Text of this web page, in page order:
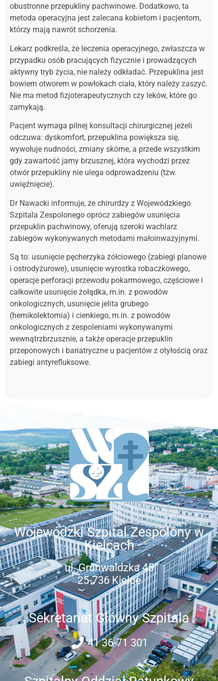
obustronne przepukliny pachwinowe. Dodatkowo, ta
metoda operacyjna jest zalecana kobietom i pacjentom,
którzy mają nawrót schorzenia.
Lekarz podkreśla, że leczenia operacyjnego, zwłaszcza w
przypadku osób pracujących fizycznie i prowadzących
aktywny tryb życia, nie należy odkładać. Przepuklina jest
bowiem otworem w powłokach ciała, który należy zaszyć.
Nie ma metod fizjoterapeutycznych czy leków, które go
zamykają.
Pacjent wymaga pilnej konsultacji chirurgicznej jeżeli
odczuwa: dyskomfort, przepuklina powiększa się,
wywołuje nudności, zmiany skórne, a przede wszystkim
gdy zawartość jamy brzusznej, która wychodzi przez
otwór przepukliny nie ulega odprowadzeniu (tzw.
uwięźnięcie).
Dr Nawacki informuje, że chirurdzy z Wojewódzkiego
Szpitala Zespolonego oprócz zabiegów usunięcia
przepuklin pachwinowy, oferują szeroki wachlarz
zabiegów wykonywanych metodami małoinwazyjnymi.
Są to: usunięcie pęcherzyka żółciowego (zabiegi planowe
i ostrodyżurowe), usunięcie wyrostka robaczkowego,
operacje perforacji przewodu pokarmowego, częściowe i
całkowite usunięcie żołądka, m.in. z powodów
onkologicznych, usunięcie jelita grubego
(hemikolektomia) i cienkiego, m.in. z powodów
onkologicznych z zespoleniami wykonywanymi
wewnątrzbrzusznie, a także operacje przepuklin
przeponowych i bariatryczne u pacjentów z otyłością oraz
zabiegi antyrefluksowe.
Wojewódzki Szpital Zespolony w
Kielcach
ul. Grunwaldzka 45
25-736 Kielce
Sekretariat Główny Szpitala
41 36-71 301